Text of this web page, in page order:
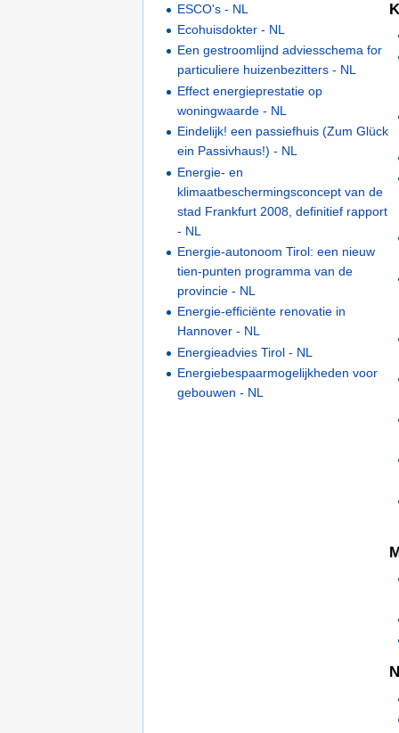
ESCO's - NL
Ecohuisdokter - NL
Een gestroomlijnd adviesschema for
particuliere huizenbezitters - NL
Effect energieprestatie op
woningwaarde - NL
Eindelijk! een passiefhuis (Zum Glück
ein Passivhaus!) - NL
Energie- en
klimaatbeschermingsconcept van de
stad Frankfurt 2008, definitief rapport
- NL
Energie-autonoom Tirol: een nieuw
tien-punten programma van de
provincie - NL
Energie-efficiënte renovatie in
Hannover - NL
Energieadvies Tirol - NL
Energiebespaarmogelijkheden voor
gebouwen - NL
K
N